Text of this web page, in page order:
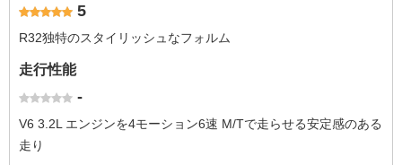
5
R32独特のスタイリッシュなフォルム
走行性能
-
V6 3.2L エンジンを4モーション6速 M/Tで走らせる安定感のある
走り